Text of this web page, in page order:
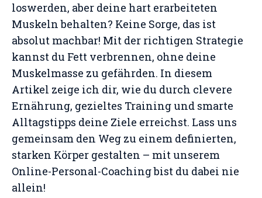
loswerden, aber deine hart erarbeiteten
Muskeln behalten? Keine Sorge, das ist
absolut machbar! Mit der richtigen Strategie
kannst du Fett verbrennen, ohne deine
Muskelmasse zu gefährden. In diesem
Artikel zeige ich dir, wie du durch clevere
Ernährung, gezieltes Training und smarte
Alltagstipps deine Ziele erreichst. Lass uns
gemeinsam den Weg zu einem definierten,
starken Körper gestalten – mit unserem
Online-Personal-Coaching bist du dabei nie
allein!